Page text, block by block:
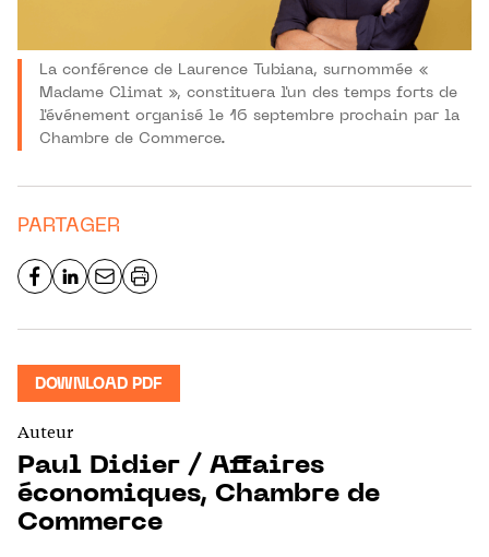
La conférence de Laurence Tubiana, surnommée «
Madame Climat », constituera l'un des temps forts de
l'événement organisé le 16 septembre prochain par la
Chambre de Commerce.
PARTAGER
DOWNLOAD PDF
Auteur
Paul Didier / Affaires
économiques, Chambre de
Commerce